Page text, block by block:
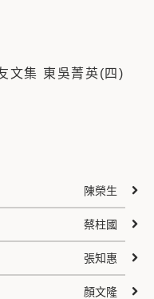
文集 東吳菁英(四)
陳榮生
蔡柱國
張知惠
顏文隆